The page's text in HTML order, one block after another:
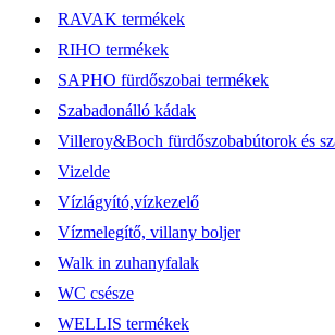
RAVAK termékek
RIHO termékek
SAPHO fürdőszobai termékek
Szabadonálló kádak
Villeroy&Boch fürdőszobabútorok és
Vizelde
Vízlágyító,vízkezelő
Vízmelegítő, villany boljer
Walk in zuhanyfalak
WC csésze
WELLIS termékek